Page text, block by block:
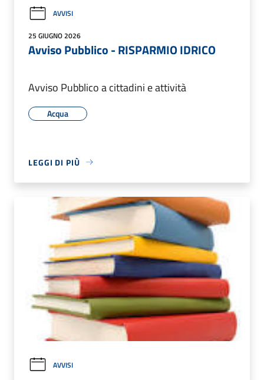
AVVISI
25 GIUGNO 2026
Avviso Pubblico - RISPARMIO IDRICO
Avviso Pubblico a cittadini e attività
Acqua
LEGGI DI PIÙ
AVVISI